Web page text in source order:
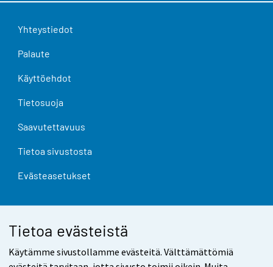
Tietoa evästeistä
Käytämme sivustollamme evästeitä. Välttämättömiä
Yhteystiedot
Palaute
Käyttöehdot
Tietosuoja
Saavutettavuus
Tietoa sivustosta
Evästeasetukset